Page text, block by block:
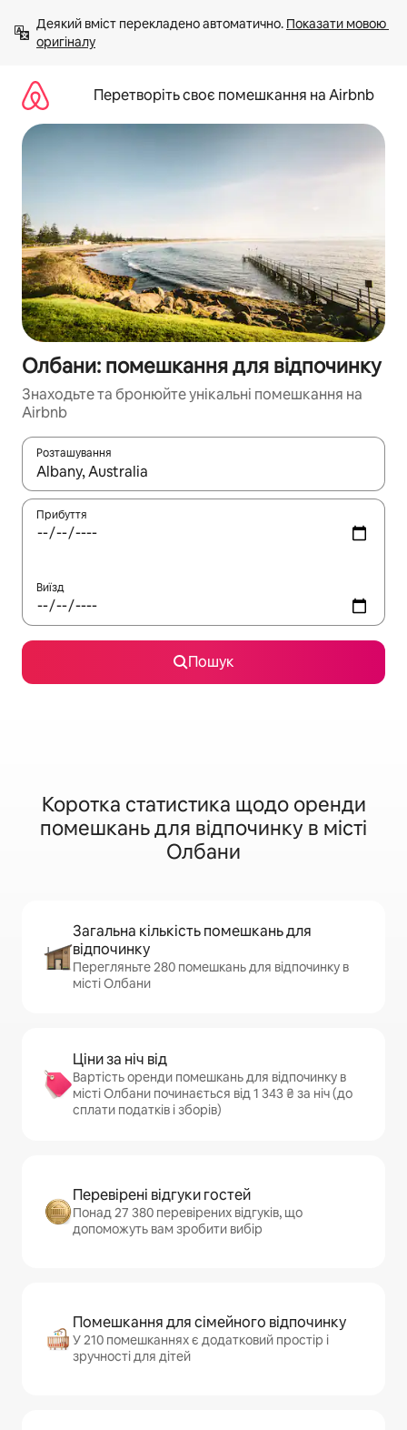
вмісту
Деякий вміст перекладено автоматично. Показати мовою
оригіналу
Перетворіть своє помешкання на Airbnb
Олбани: помешкання для відпочинку
Знаходьте та бронюйте унікальні помешкання на
Airbnb
Розташування
Отримавши результати пошуку, використовуйте для
Прибуття
Виїзд
Пошук
Коротка статистика щодо оренди
помешкань для відпочинку в місті
Олбани
Загальна кількість помешкань для
відпочинку
Перегляньте 280 помешкань для відпочинку в
місті Олбани
Ціни за ніч від
Вартість оренди помешкань для відпочинку в
місті Олбани починається від 1 343 ₴ за ніч (до
сплати податків і зборів)
Перевірені відгуки гостей
Понад 27 380 перевірених відгуків, що
допоможуть вам зробити вибір
Помешкання для сімейного відпочинку
У 210 помешканнях є додатковий простір і
зручності для дітей